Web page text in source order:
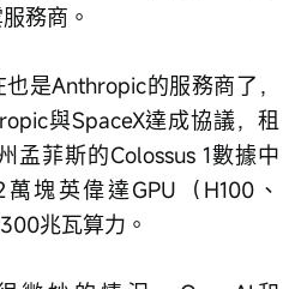
務商。
是Anthropic的服務商了，
與SpaceX達成協議，租
孟菲斯的Colossus 1數據中
塊英偉達GPU（H100、
兆瓦算力。